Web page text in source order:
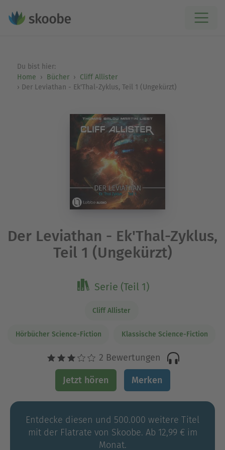
Du bist hier:
Home
Bücher
Cliff Allister
Der Leviathan - Ek'Thal-Zyklus, Teil 1 (Ungekürzt)
Der Leviathan - Ek'Thal-Zyklus,
Teil 1 (Ungekürzt)
Serie (Teil 1)
Cliff Allister
Hörbücher Science-Fiction Klassische Science-Fiction
2 Bewertungen
Jetzt hören Merken
Entdecke diesen und 500.000 weitere Titel
mit der Flatrate von Skoobe. Ab 12,99 € im
Monat.